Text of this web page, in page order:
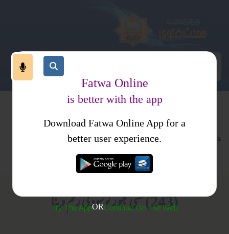
معاشی نظام
کتب فتاوی
فتاویٰ اصحاب الحدیث جلد 1
(243) کسی مجبور کو سود کی رقم دینا
Fatwa Online
is better with the app
Download Fatwa Online App for a
better user experience.
Try The AppORContinue On The Web